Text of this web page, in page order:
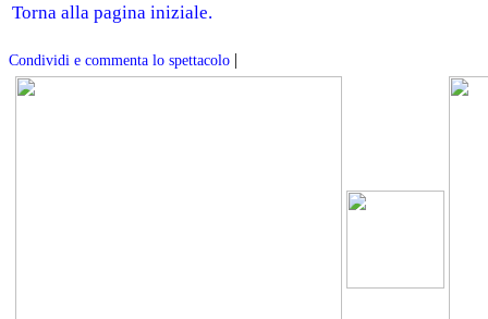
Torna alla pagina iniziale.
Condividi e commenta lo spettacolo |